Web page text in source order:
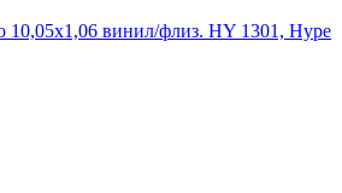
10,05х1,06 винил/флиз. HY 1301, Hype